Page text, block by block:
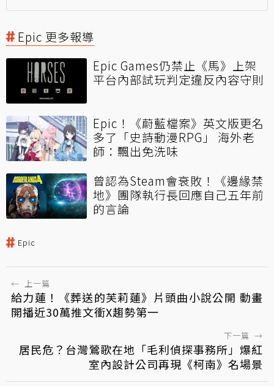
Epic 更多報導
Epic Games仍禁止《馬》上架
平台內部試玩判定違反內容守則
Epic！《蔚藍檔案》英文版更名
多了「史詩動漫RPG」 海外老
師：飄出免洗味
曾認為Steam會衰敗！《邊緣禁
地》團隊執行長回應自己五年前
的言論
Epic
← 上一篇
給力蓮！《葬送的芙莉蓮》片頭曲小說公開 動畫
開播近30萬推文衝X趨勢第一
下一篇 →
居民危？台灣鶯歌在地「毛利偵探事務所」爆紅
室內設計公司再現《柯南》名場景